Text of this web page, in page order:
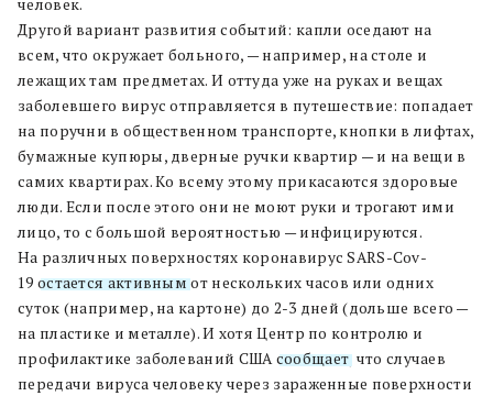
человек.
Другой вариант развития событий: капли оседают на
всем, что окружает больного, — например, на столе и
лежащих там предметах. И оттуда уже на руках и вещах
заболевшего вирус отправляется в путешествие: попадает
на поручни в общественном транспорте, кнопки в лифтах,
бумажные купюры, дверные ручки квартир — и на вещи в
самих квартирах. Ко всему этому прикасаются здоровые
люди. Если после этого они не моют руки и трогают ими
лицо, то с большой вероятностью — инфицируются.
На различных поверхностях коронавирус SARS-Cov-
19 остается активнымот нескольких часов или одних
суток (например, на картоне) до 2-3 дней (дольше всего —
на пластике и металле). И хотя Центр по контролю и
профилактике заболеваний СШАсообщает, что случаев
передачи вируса человеку через зараженные поверхности